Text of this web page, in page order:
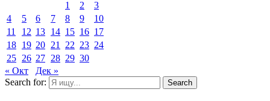
1
2
3
4
5 6 7 8 9
10
11
12 13 14 15 16 17
18 19 20 21 22 23 24
25 26 27 28 29 30
« Окт
Дек »
Search for:
Search